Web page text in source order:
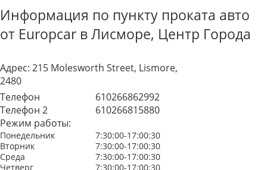
Информация по пункту проката авто
от Europcar в Лисморе, Центр Города
Адрес: 215 Molesworth Street, Lismore,
2480
Телефон
610266862992
Телефон 2
610266815880
Режим работы:
Понедельник
7:30:00-17:00:30
Вторник
7:30:00-17:00:30
Среда
7:30:00-17:00:30
Четверг
7:30:00-17:00:30